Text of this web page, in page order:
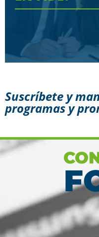
Conoce aquí
Ver
Suscríbete y
programas y